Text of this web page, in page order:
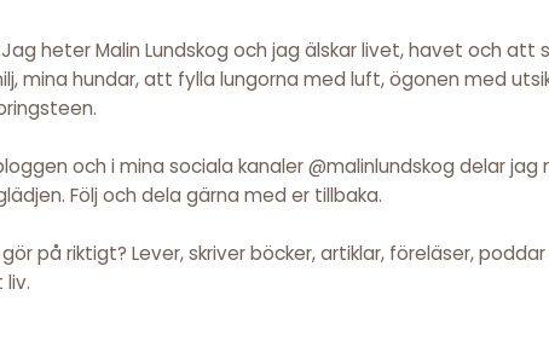
heter Malin Lundskog och jag älskar livet, havet och att
mina hundar, att fylla lungorna med luft, ögonen med
och i mina sociala kanaler @malinlundskog delar
Följ och dela gärna med er tillbaka.
på riktigt? Lever, skriver böcker, artiklar, föreläser,